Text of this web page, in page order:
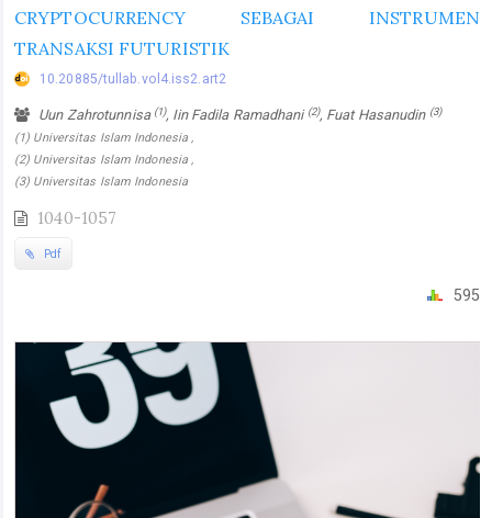
CRYPTOCURRENCY SEBAGAI INSTRUMEN
TRANSAKSI FUTURISTIK
10.20885/tullab.vol4.iss2.art2
Uun Zahrotunnisa (1), Iin Fadila Ramadhani (2), Fuat Hasanudin (3)
(1) Universitas Islam Indonesia ,
(2) Universitas Islam Indonesia ,
(3) Universitas Islam Indonesia
1040-1057
Pdf
595